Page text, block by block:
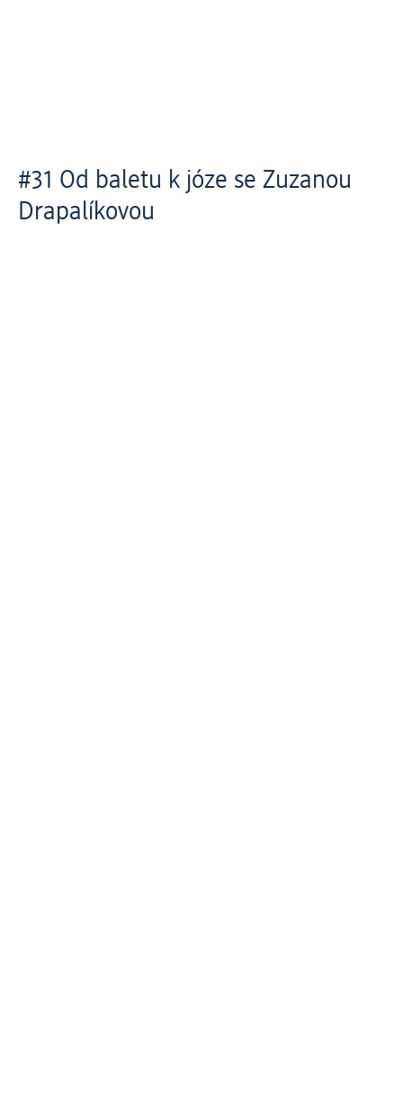
#31 Od baletu k józe se Zuzanou
Drapalíkovou